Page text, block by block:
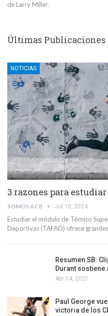
de Larry Miller.
Últimas Publicaciones
NOTICIAS
3 razones para estudiar
SOMOS ACB Jul 10, 2024
Estudiar el módulo de Técnico
Deportivas (TAFAD) ofrece
Resumen SB:
Durant sostiene
Abr 14, 2021
Paul George
victoria de los